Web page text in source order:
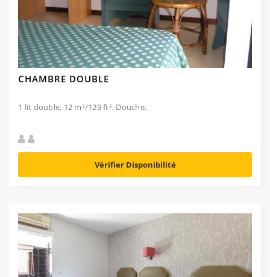
CHAMBRE DOUBLE
1 lit double, 12 m²/129 ft², Douche.
Vérifier Disponibilité